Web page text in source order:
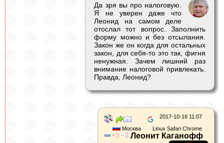
Да зря вы про налоговую.
Я не уверен даже что
Леонид на самом деле
отослал тот вопрос. Заполнить
форму можно и без отсылания.
Закон же он когда для остальных
закон, для себя-то это так, фигня
ненужная. Зачем лишний раз
внимание налоговой привлекать.
Правда, Леонид?
2017-10-16 11:07
Linux Safari Chrome
Москва
3 2 Леонит Каганофф